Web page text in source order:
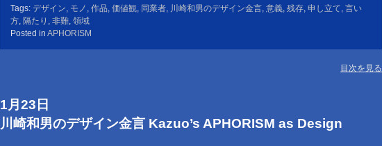
Tags: デザイン, モノ , 作品, 価値観, 同業者, 川崎和男のデザイン金言, 意義, 残存, 申し立て, 言い
方, 隔たり , 非難, 領域
Posted in APHORISM
目次を見る
1月23日
川崎和男のデザイン金言 Kazuo’s APHORISM as Design